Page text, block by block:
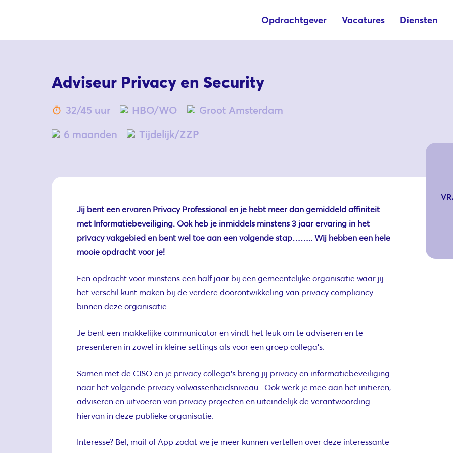
Opdrachtgever Vacatures Diensten
Adviseur Privacy en Security
32/45 uur HBO/WO
Groot Amsterdam
6 maanden
Tijdelijk/ZZP
Jij bent een ervaren Privacy Professional en je hebt meer dan gemiddeld affiniteit
met Informatiebeveiliging. Ook heb je inmiddels minstens 3 jaar ervaring in het
privacy vakgebied en bent wel toe aan een volgende stap…….. Wij hebben een hele
mooie opdracht voor je!
Een opdracht voor minstens een half jaar bij een gemeentelijke organisatie waar jij
het verschil kunt maken bij de verdere doorontwikkeling van privacy compliancy
binnen deze organisatie.
Je bent een makkelijke communicator en vindt het leuk om te adviseren en te
presenteren in zowel in kleine settings als voor een groep collega’s.
Samen met de CISO en je privacy collega’s breng jij privacy en informatiebeveiliging
naar het volgende privacy volwassenheidsniveau. Ook werk je mee aan het initiëren,
adviseren en uitvoeren van privacy projecten en uiteindelijk de verantwoording
hiervan in deze publieke organisatie.
Interesse? Bel, mail of App zodat we je meer kunnen vertellen over deze interessante